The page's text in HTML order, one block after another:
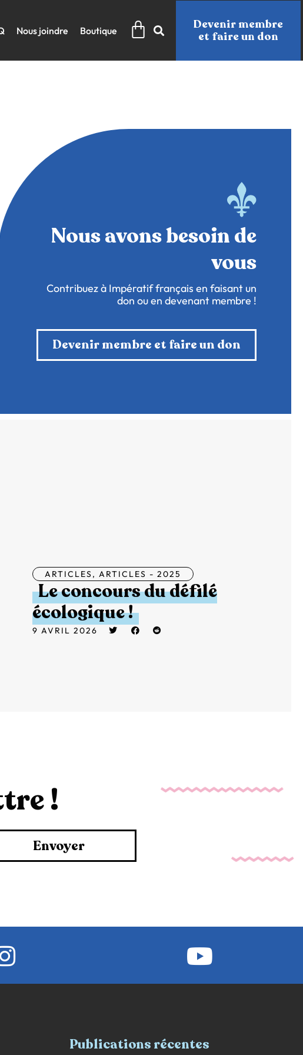
Nous joindre Boutique Panier
Devenir membre
et faire un don
Nous avons besoin de
vous
Contribuez à Impératif français en faisant un
don ou en devenant membre !
Devenir membre et faire un don
ARTICLES, ARTICLES - 2025
Le concours du défilé
écologique !
9 AVRIL 2026
!
Envoyer
Publications récentes